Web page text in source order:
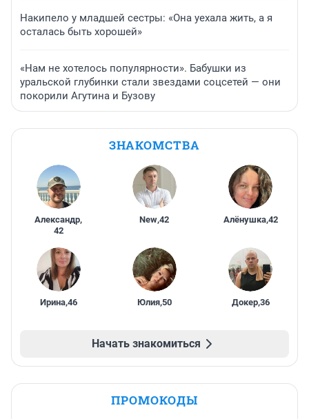
Накипело у младшей сестры: «Она уехала жить, а я
осталась быть хорошей»
«Нам не хотелось популярности». Бабушки из
уральской глубинки стали звездами соцсетей — они
покорили Агутина и Бузову
ЗНАКОМСТВА
Александр,
42
New,42 Алёнушка,42
Ирина,46 Юлия,50 Докер,36
Начать знакомиться
ПРОМОКОДЫ